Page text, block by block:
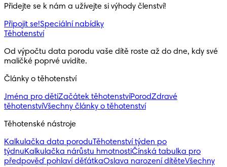
Přidejte se k nám a užívejte si výhody členství!
Připojit se!Speciální nabídky
Těhotenství
Od výpočtu data porodu vaše dítě roste až do dne, kdy své
maličké poprvé uvidíte.
Články o těhotenství
Jména pro dětiZačátek těhotenstvíPorodZdravé
těhotenstvíVšechny články o těhotenství
Těhotenské nástroje
Kalkulačka data poroduTěhotenství týden po
týdnuKalkulačka nárůstu hmotnostiČínská tabulka pro
předpověď pohlaví děťátkaOslava narození dítěteVšechny